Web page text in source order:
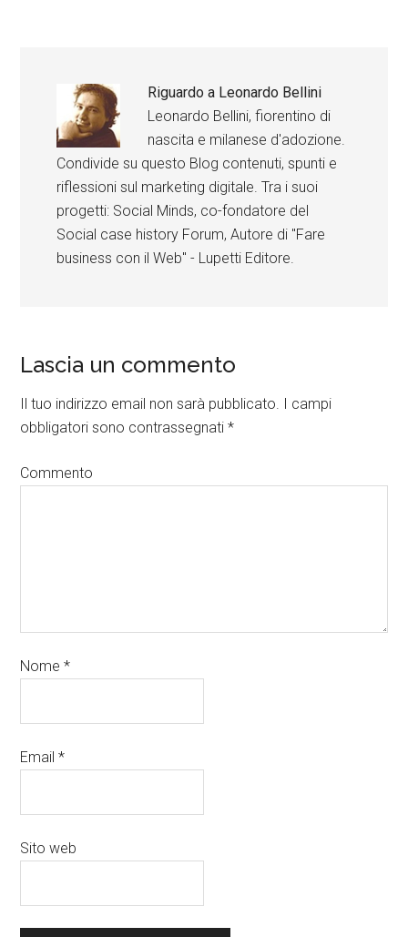
Riguardo a Leonardo Bellini
Leonardo Bellini, fiorentino di
nascita e milanese d'adozione.
Condivide su questo Blog contenuti, spunti e
riflessioni sul marketing digitale. Tra i suoi
progetti: Social Minds, co-fondatore del
Social case history Forum, Autore di "Fare
business con il Web" - Lupetti Editore.
Lascia un commento
Il tuo indirizzo email non sarà pubblicato. I campi
obbligatori sono contrassegnati*
Commento
Nome*
Email*
Sito web